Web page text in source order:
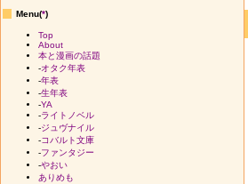
Menu(*)
Top
About
本と漫画の話題
-オタク年表
-年表
-生年表
-YA
-ライトノベル
-ジュヴナイル
-コバルト文庫
-ファンタジー
-やおい
ありめも